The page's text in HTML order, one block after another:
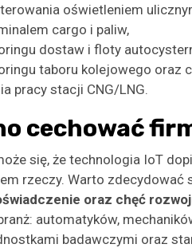
oświetleniem
cargo i paliw,
dostaw i floty
taboru kolejowego oraz
pracy stacji CNG/LNG.
cechować
się, że technologia IoT
rzeczy. Warto
oraz chęć
automatyków,
badawczymi oraz